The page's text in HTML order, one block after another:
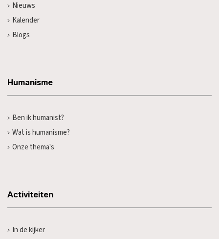
Nieuws
Kalender
Blogs
Humanisme
Ben ik humanist?
Wat is humanisme?
Onze thema's
Activiteiten
In de kijker